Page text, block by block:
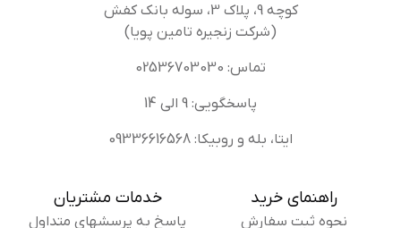
کوچه 9، پلاک 3، سوله بانک کفش
(شرکت زنجیره تامین پویا)
تماس: 02536703030
پاسخگویی: 9 الی 14
ایتا، بله و روبیکا: 09336616568
راهنمای خرید
نحوه ثبت سفارش
خدمات مشتریان
پاسخ به پرسشهای متداول